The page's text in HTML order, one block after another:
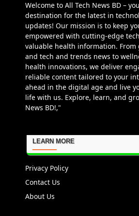
Welcome to All Tech News BD –
destination for the latest in
updates! Our mission is to keep
empowered with cutting-edge
valuable health information. From
and tech and trends news to
health innovations, we deliver
reliable content tailored to your
ahead in the digital age and live
life with us. Explore, learn, and
News BD!,"
LEARN MORE
Privacy Policy
Contact Us
About Us